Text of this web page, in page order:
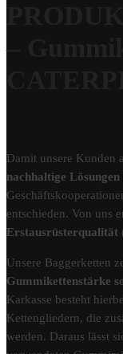
–
Damit unsere Kunden
nachhaltige Lösungen
entschieden. Von uns
Erstausrüsterqualität
Unsere Baggerketten
Gummikettenstärke
Karkasse besteht
Kettengliedern, die
werden. Daraus lässt